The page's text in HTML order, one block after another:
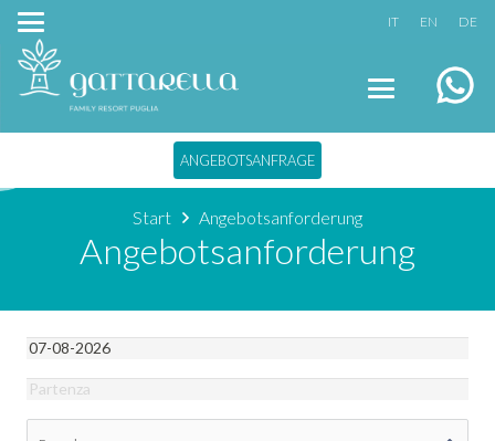
IT EN DE
ANGEBOTSANFRAGE
Start Angebotsanforderung
Angebotsanforderung